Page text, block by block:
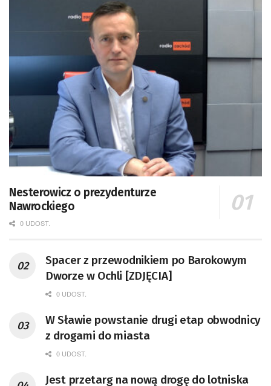
Nesterowicz o prezydenturze
Nawrockiego
0 UDOST.
Spacer z przewodnikiem po Barokowym
Dworze w Ochli [ZDJĘCIA]
0 UDOST.
W Sławie powstanie drugi etap obwodnicy
z drogami do miasta
0 UDOST.
Jest przetarg na nową drogę do lotniska